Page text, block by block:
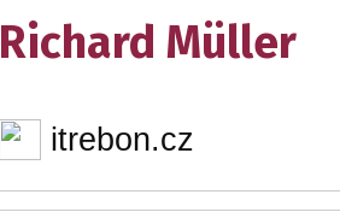
Richard Müller
itrebon.cz